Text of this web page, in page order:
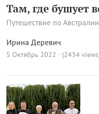
Там, где бушует
Путешествие по Австралии
Ирина Деревич
5 Октябрь 2022 · (2434